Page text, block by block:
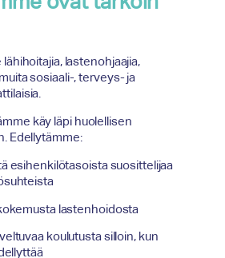
lastenohjaajia,
sosiaali-, terveys- ja
käy läpi huolellisen
Edellytämme:
esihenkilötasoista suosittelijaa
lastenhoidosta
koulutusta silloin, kun